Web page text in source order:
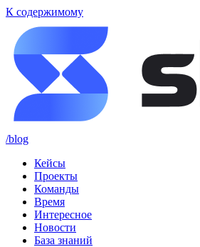
К содержимому
/blog
Кейсы
Проекты
Команды
Время
Интересное
Новости
База знаний